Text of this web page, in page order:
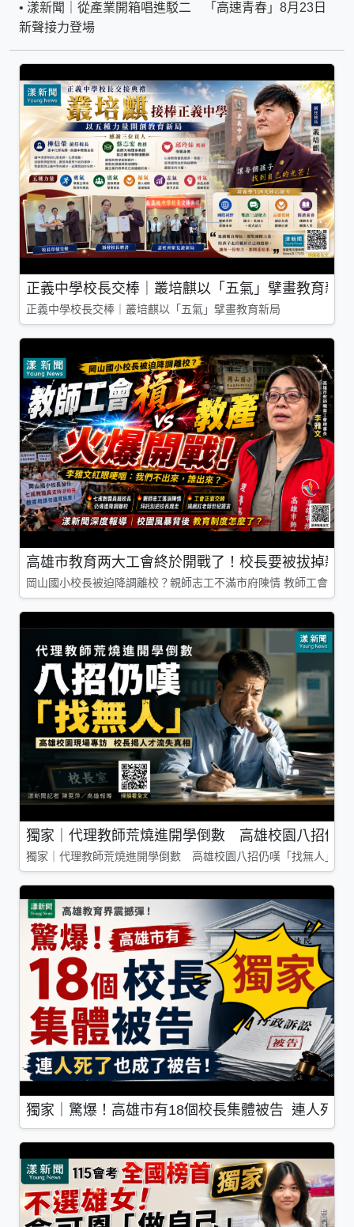
• 漾新聞｜從產業開箱唱進駁二 「高速青春」8月23日
新聲接力登場
正義中學校長交棒｜叢培麒以「五氣」擘畫教育新局
正義中學校長交棒｜叢培麒以「五氣」擘畫教育新局
高雄市教育两大工會終於開戰了！校長要被拔掉親
岡山國小校長被迫降調離校？親師志工不滿市府陳情 教師工會槓
獨家｜代理教師荒燒進開學倒數 高雄校園八招仍
獨家｜代理教師荒燒進開學倒數 高雄校園八招仍嘆「找無人」
獨家｜驚爆！高雄市有18個校長集體被告 連人死了